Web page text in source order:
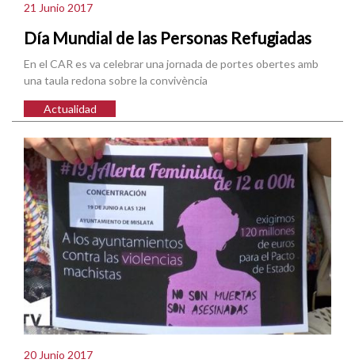
21 Junio 2017
Día Mundial de las Personas Refugiadas
En el CAR es va celebrar una jornada de portes obertes amb
una taula redona sobre la convivència
Actualidad
20 Junio 2017